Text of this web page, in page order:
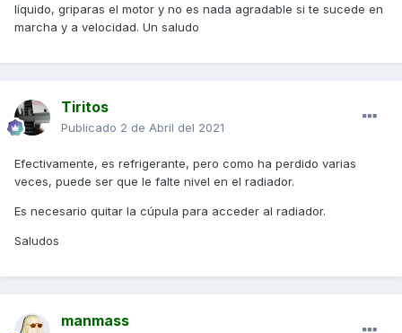
líquido, griparas el motor y no es nada agradable si te sucede en
marcha y a velocidad. Un saludo
Tiritos
Publicado 2 de Abril del 2021
Efectivamente, es refrigerante, pero como ha perdido varias
veces, puede ser que le falte nivel en el radiador.
Es necesario quitar la cúpula para acceder al radiador.
Saludos
manmass